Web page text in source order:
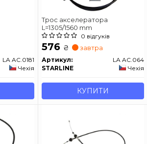
LA AC.0181
Чехія
Трос акселератора
L=1305/1560 mm
0 відгуків
576 ₴ завтра
Артикул:
LA AC.064
STARLINE
Чехія
КУПИТИ